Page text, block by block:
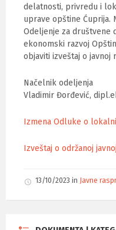
delatnosti, privredu i
uprave opštine Ćuprija.
Odeljenje za društvene
ekonomski razvoj
objaviti izveštaj o javnoj
Načelnik odeljenja
Vladimir Đorđević,
Izmena Odluke o
Izveštaj o održanoj
13/10/2023 in Javne